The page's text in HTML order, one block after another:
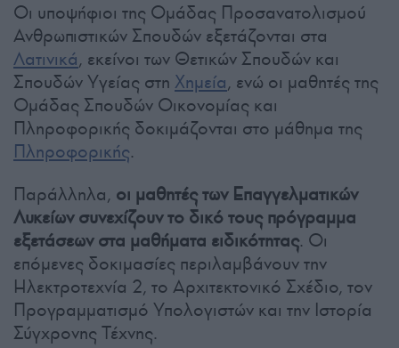
Οι υποψήφιοι της Ομάδας Προσανατολισμού
Ανθρωπιστικών Σπουδών εξετάζονται στα
Λατινικά, εκείνοι των Θετικών Σπουδών και
Σπουδών Υγείας στη Χημεία, ενώ οι μαθητές της
Ομάδας Σπουδών Οικονομίας και
Πληροφορικής δοκιμάζονται στο μάθημα της
Πληροφορικής.
Παράλληλα, οι μαθητές των Επαγγελματικών
Λυκείων συνεχίζουν το δικό τους πρόγραμμα
εξετάσεων στα μαθήματα ειδικότητας. Οι
επόμενες δοκιμασίες περιλαμβάνουν την
Ηλεκτροτεχνία 2, το Αρχιτεκτονικό Σχέδιο, τον
Προγραμματισμό Υπολογιστών και την Ιστορία
Σύγχρονης Τέχνης.